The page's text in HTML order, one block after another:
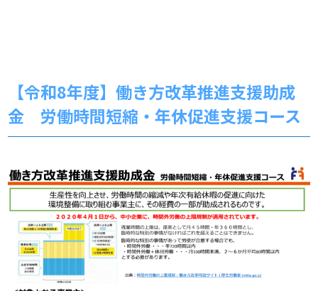
【令和8年度】働き方改革推進支援助成
金 労働時間短縮・年休促進支援コース